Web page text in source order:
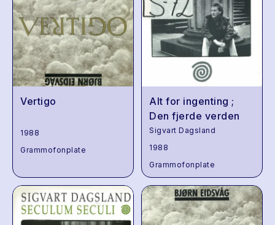
Vertigo
1988
Grammofonplate
Alt for ingenting ;
Den fjerde verden
Sigvart Dagsland
1988
Grammofonplate